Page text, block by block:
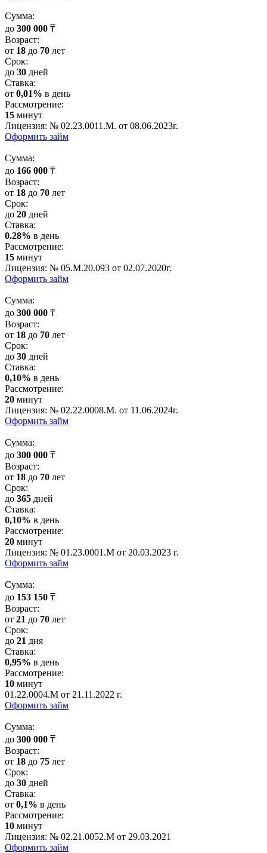
Cумма:
до 300 000 ₸
Возраст:
от 18 до 70 лет
Срок:
до 30 дней
Cтавка:
от 0,01% в день
Рассмотрение:
15 минут
Лицензия: № 02.23.0011.M. от 08.06.2023г.
Оформить займ
Cумма:
до 166 000 ₸
Возраст:
от 18 до 70 лет
Срок:
до 20 дней
Cтавка:
0.28% в день
Рассмотрение:
15 минут
Лицензия: № 05.М.20.093 от 02.07.2020г.
Оформить займ
Cумма:
до 300 000 ₸
Возраст:
от 18 до 70 лет
Срок:
до 30 дней
Cтавка:
0,10% в день
Рассмотрение:
20 минут
Лицензия: № 02.22.0008.М. от 11.06.2024г.
Оформить займ
Cумма:
до 300 000 ₸
Возраст:
от 18 до 70 лет
Срок:
до 365 дней
Cтавка:
0,10% в день
Рассмотрение:
20 минут
Лицензия: № 01.23.0001.M от 20.03.2023 г.
Оформить займ
Cумма:
до 153 150 ₸
Возраст:
от 21 до 70 лет
Срок:
до 21 дня
Cтавка:
0,95% в день
Рассмотрение:
10 минут
01.22.0004.M от 21.11.2022 г.
Оформить займ
Cумма:
до 300 000 ₸
Возраст:
от 18 до 75 лет
Срок:
до 30 дней
Cтавка:
от 0,1% в день
Рассмотрение:
10 минут
Лицензия: № 02.21.0052.М от 29.03.2021
Оформить займ